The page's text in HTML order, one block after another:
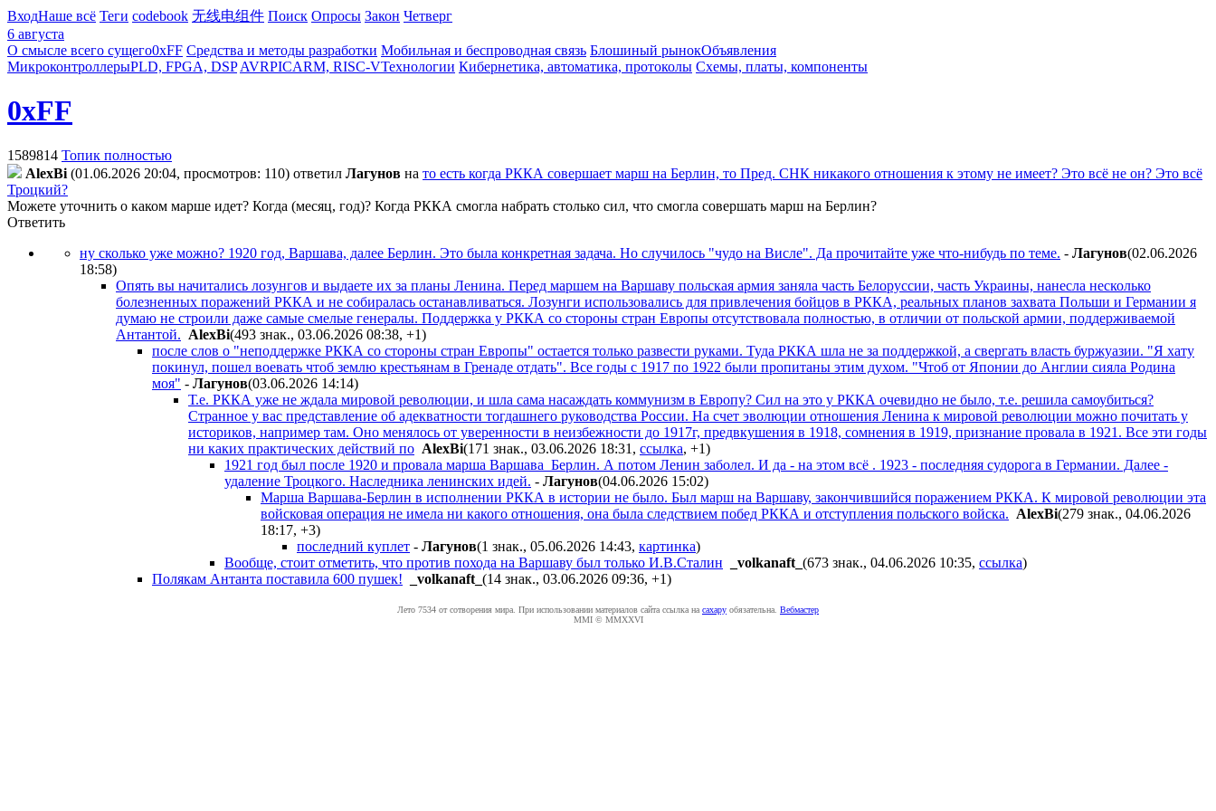
ВходНаше всё Теги codebook 无线电组件 Поиск Опросы Закон Четверг
6 августа
О смысле всего сущего0xFF Средства и методы разработки Мобильная и беспроводная связь Блошиный рынокОбъявления
МикроконтроллерыPLD, FPGA, DSP AVRPICARM, RISC-VТехнологии Кибернетика, автоматика, протоколы Схемы, платы, компоненты
0xFF
1589814 Топик полностью
AlexBi (01.06.2026 20:04, просмотров: 110) ответил Лaгyнoв на то есть когда РККА совершает марш на Берлин, то Пред. СНК никакого отношения к этому не имеет? Это всё не он? Это всё
Троцкий?
Можете уточнить о каком марше идет? Когда (месяц, год)? Когда РККА смогла набрать столько сил, что смогла совершать марш на Берлин?
Ответить
ну сколько уже можно? 1920 год, Варшава, далее Берлин. Это была конкретная задача. Но случилось "чудо на Висле". Да прочитайте уже что-нибудь по теме. - Лaгyнoв(02.06.2026
18:58)
Опять вы начитались лозунгов и выдаете их за планы Ленина. Перед маршем на Варшаву польская армия заняла часть Белоруссии, часть Украины, нанесла несколько
болезненных поражений РККА и не собиралась останавливаться. Лозунги использовались для привлечения бойцов в РККА, реальных планов захвата Польши и Германии я
думаю не строили даже самые смелые генералы. Поддержка у РККА со стороны стран Европы отсутствовала полностью, в отличии от польской армии, поддерживаемой
Антантой. AlexBi(493 знак., 03.06.2026 08:38, +1)
после слов о "неподдержке РККА со стороны стран Европы" остается только развести руками. Туда РККА шла не за поддержкой, а свергать власть буржуазии. "Я хату
покинул, пошел воевать чтоб землю крестьянам в Гренаде отдать". Все годы с 1917 по 1922 были пропитаны этим духом. "Чтоб от Японии до Англии сияла Родина
моя" - Лaгyнoв(03.06.2026 14:14)
Т.е. РККА уже не ждала мировой революции, и шла сама насаждать коммунизм в Европу? Сил на это у РККА очевидно не было, т.е. решила самоубиться?
Странное у вас представление об адекватности тогдашнего руководства России. На счет эволюции отношения Ленина к мировой революции можно почитать у
историков, например там. Оно менялось от уверенности в неизбежности до 1917г, предвкушения в 1918, сомнения в 1919, признание провала в 1921. Все эти годы
ни каких практических действий по AlexBi(171 знак., 03.06.2026 18:31 , ссылка, +1)
1921 год был после 1920 и провала марша Варшава_Берлин. А потом Ленин заболел. И да - на этом всё . 1923 - последняя судорога в Германии. Далее -
удаление Троцкого. Наследника ленинских идей. - Лaгyнoв(04.06.2026 15:02)
Марша Варшава-Берлин в исполнении РККА в истории не было. Был марш на Варшаву, закончившийся поражением РККА. К мировой революции эта
войсковая операция не имела ни какого отношения, она была следствием побед РККА и отступления польского войска. AlexBi(279 знак., 04.06.2026
18:17, +3)
последний куплет - Лaгyнoв(1 знак., 05.06.2026 14:43, картинка)
Вообще, стоит отметить, что против похода на Варшаву был только И.В.Сталин
_volkanaft_ (673 знак., 04.06.2026 10:35, ссылка)
Полякам Антанта поставила 600 пушек!
_volkanaft_ (14 знак., 03.06.2026 09:36, +1)
Лето 7534 от сотворения мира. При использовании материалов сайта ссылка на caxapу обязательна. Вебмастер
MMI © MMXXVI